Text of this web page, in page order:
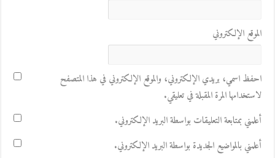
الموقع الإلكتروني
احفظ اسمي، بريدي الإلكتروني، والموقع الإلكتروني في هذا المتصفح
لاستخدامها المرة المقبلة في تعليقي.
أعلمني بمتابعة التعليقات بواسطة البريد الإلكتروني.
أعلمني بالمواضيع الجديدة بواسطة البريد الإلكتروني.